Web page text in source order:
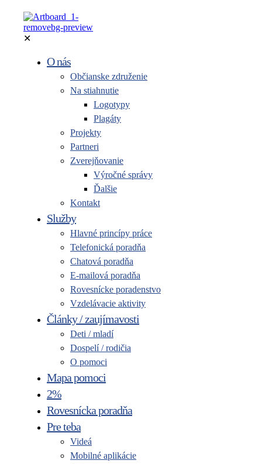
✕
O nás
Občianske združenie
Na stiahnutie
Logotypy
Plagáty
Projekty
Partneri
Zverejňovanie
Výročné správy
Ďalšie
Kontakt
Služby
Hlavné princípy práce
Telefonická poradňa
Chatová poradňa
E-mailová poradňa
Rovesnícke poradenstvo
Vzdelávacie aktivity
Články / zaujímavosti
Deti / mladí
Dospelí / rodičia
O pomoci
Mapa pomoci
2%
Rovesnícka poradňa
Pre teba
Videá
Mobilné aplikácie